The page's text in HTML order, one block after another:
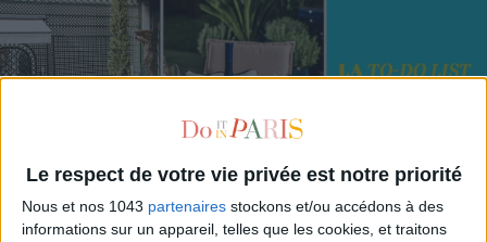
Le respect de votre vie privée est notre priorité
Nous et nos 1043 partenaires stockons et/ou accédons à des
informations sur un appareil, telles que les cookies, et traitons
TOUT CE QUE VOUS DEVEZ FAIRE À PARIS EN AOÛT